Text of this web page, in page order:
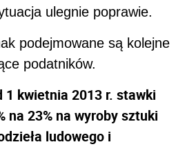
ulegnie poprawie.
podejmowane są kolejne
podatników.
1 kwietnia 2013 r. stawki
na 23% na wyroby sztuki
ludowego i